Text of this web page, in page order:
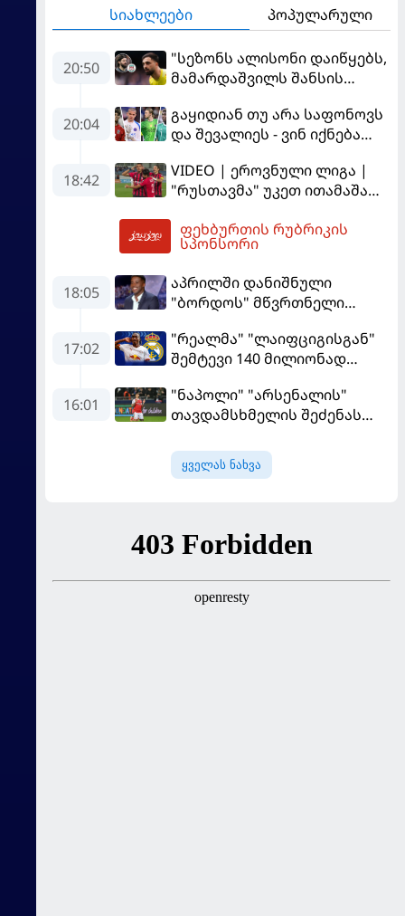
სიახლეები პოპულარული
20:50
"სეზონს ალისონი დაიწყებს,
მამარდაშვილს შანსის
მოთმინება სჭირდება,
რომელსაც 100%-ით
"ლივერპულის" ყოფილმა
მეკარემ
20:04
გაყიდიან თუ არა საფონოვს
და შევალიეს - ვინ იქნება
18:42
VIDEO | ეროვნული ლიგა |
"რუსთავმა" უკეთ ითამაშა
მოიგო, "ტორპედომ" გვიან
გაიღვიძა...
ფეხბურთის რუბრიკის
სპონსორი
18:05
აპრილში დანიშნული
"ბორდოს" მწვრთნელი
17:02
"რეალმა" "ლაიფციგისგან"
შემტევი 140 მილიონად
16:01
"ნაპოლი" "არსენალის"
თავდამსხმელის შეძენას
ყველას ნახვა